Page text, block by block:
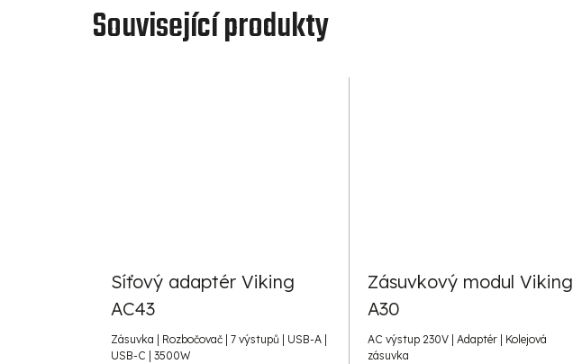
Související produkty
Síťový adaptér Viking
AC43
Zásuvka | Rozbočovač | 7 výstupů | USB-A |
USB-C | 3500W
Zásuvkový modul Viking
A30
AC výstup 230V | Adaptér | Kolejová
zásuvka